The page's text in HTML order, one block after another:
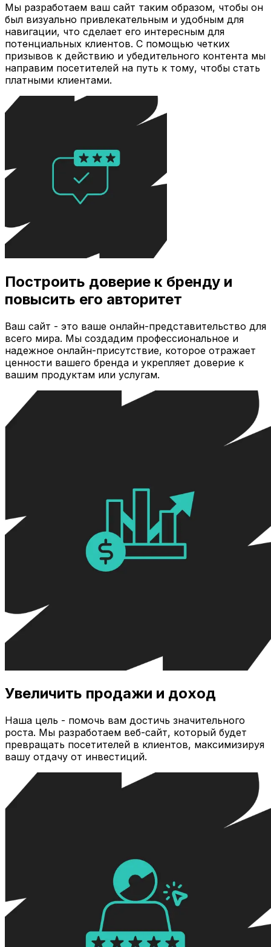
Мы разработаем ваш сайт таким образом, чтобы он
был визуально привлекательным и удобным для
навигации, что сделает его интересным для
потенциальных клиентов. С помощью четких
призывов к действию и убедительного контента мы
направим посетителей на путь к тому, чтобы стать
платными клиентами.
Построить доверие к бренду и
повысить его авторитет
Ваш сайт - это ваше онлайн-представительство для
всего мира. Мы создадим профессиональное и
надежное онлайн-присутствие, которое отражает
ценности вашего бренда и укрепляет доверие к
вашим продуктам или услугам.
Увеличить продажи и доход
Наша цель - помочь вам достичь значительного
роста. Мы разработаем веб-сайт, который будет
превращать посетителей в клиентов, максимизируя
вашу отдачу от инвестиций.